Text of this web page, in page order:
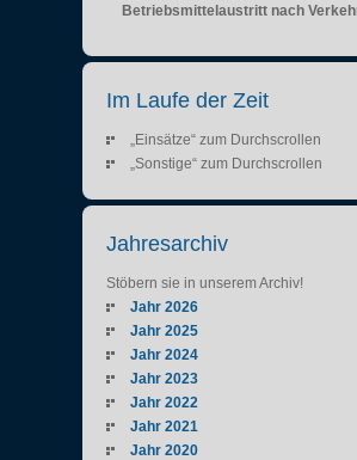
Betriebsmittelaustritt nach
Im Laufe der Zeit
„Einsätze“ zum Durchscrollen
„Sonstige“ zum Durchscrollen
Jahresarchiv
Stöbern sie in unserem Archiv!
Jahr 2026
Jahr 2025
Jahr 2024
Jahr 2023
Jahr 2022
Jahr 2021
Jahr 2020